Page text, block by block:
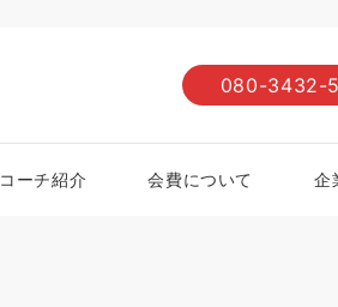
080-3432-
コーチ紹介 会費について 企